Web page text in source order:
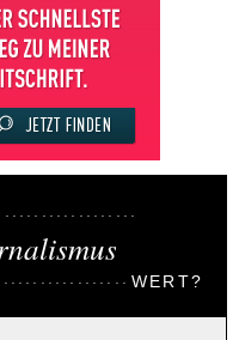
WERT?